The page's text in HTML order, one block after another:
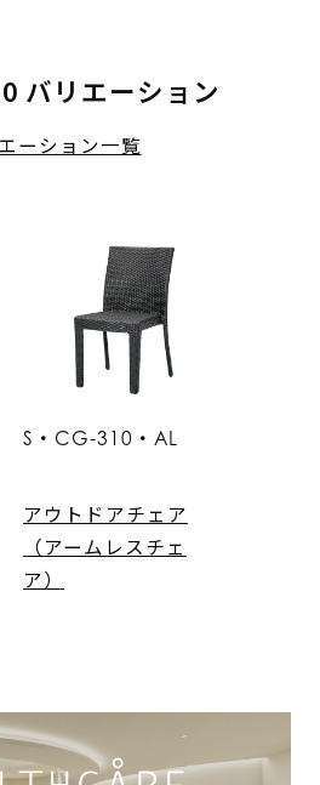
バリエーション
ーション一覧
S・CG-310・AL
アウトドアチェア
（アームレスチェ
ア）